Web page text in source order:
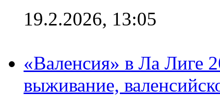
19.2.2026, 13:05
«Валенсия» в Ла Лиге
выживание,